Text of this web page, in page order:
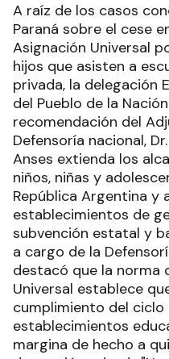
A raíz de los casos
Paraná sobre el cese
Asignación Universal
hijos que asisten a
privada, la delegación
del Pueblo de la
recomendación del
Defensoría nacional,
Anses extienda los
niños, niñas y
República Argentina y
establecimientos de
subvención estatal y
a cargo de la
destacó que la norma
Universal establece
cumplimiento del ciclo
establecimientos
margina de hecho a